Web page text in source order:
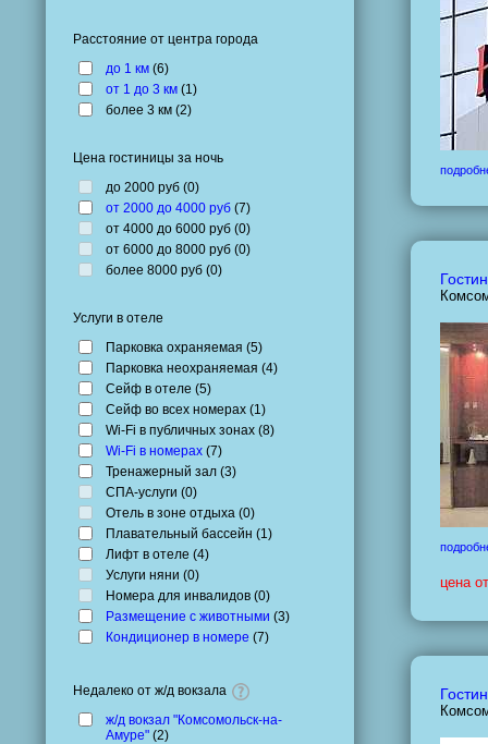
Расстояние от центра города
до 1 км (6)
от 1 до 3 км (1 )
более 3 км (2)
Цена гостиницы за ночь
до 2000 руб (0)
от 2000 до 4000 руб (7)
от 4000 до 6000 руб (0)
от 6000 до 8000 руб (0)
более 8000 руб (0)
Услуги в отеле
Парковка охраняемая (5)
Парковка неохраняемая (4)
Сейф в отеле (5)
Сейф во всех номерах (1 )
Wi-Fi в публичных зонах (8)
Wi-Fi в номерах (7)
Тренажерный зал (3)
СПА-услуги (0)
Отель в зоне отдыха (0)
Плавательный бассейн (1 )
Лифт в отеле (4)
Услуги няни (0)
Номера для инвалидов (0)
Размещение с животными (3)
Кондиционер в номере (7)
Недалеко от ж/д вокзала
ж/д вокзал "Комсомольск-на-
Амуре" (2)
цена